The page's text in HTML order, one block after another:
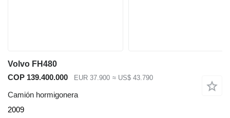
Volvo FH480
COP 139.400.000
EUR 37.900 ≈ US$ 43.790
Camión hormigonera
2009